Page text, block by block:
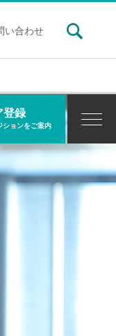
い合わせ
登録
ションをご案内